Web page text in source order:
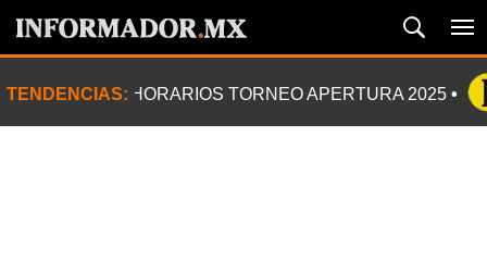
TENDENCIAS: HORARIOS TORNEO APERTURA 2025